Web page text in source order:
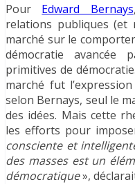
Pour Edward Bernays
relations publiques (et
marché sur le
démocratie
primitives de
marché fut
selon Bernays, seul le
des idées. Mais cette
les efforts pour
consciente et
des masses est un
démocratique»,